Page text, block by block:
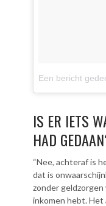
Een bericht
IS ER IETS
HAD
“Nee, achteraf is
dat is
zonder
inkomen hebt. Het